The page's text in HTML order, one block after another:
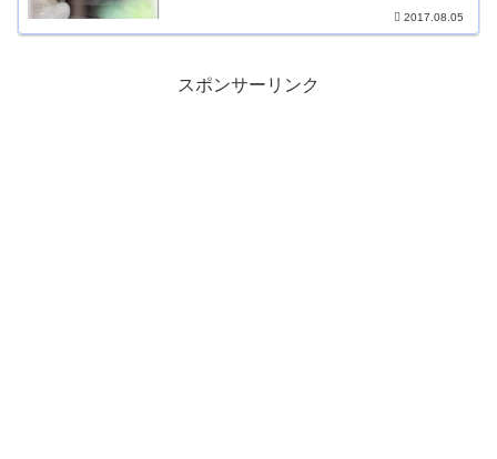
2017.08.05
スポンサーリンク